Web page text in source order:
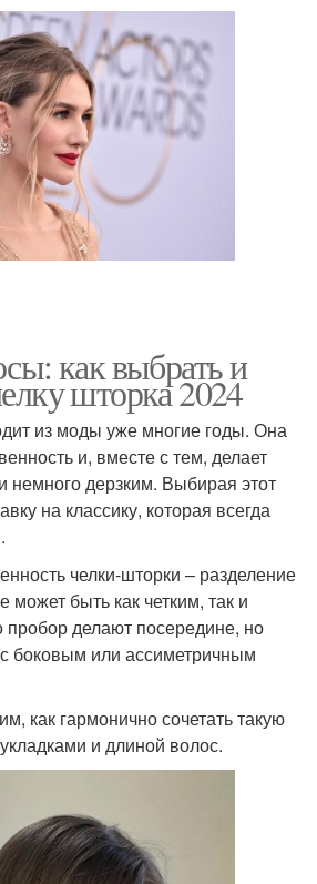
как выбрать и
шторка 2024
из моды уже многие годы. Она
и, вместе с тем, делает
дерзким. Выбирая этот
на классику, которая всегда
челки-шторки – разделение
может быть как четким, так и
делают посередине, но
боковым или ассиметричным
как гармонично сочетать такую
и длиной волос.